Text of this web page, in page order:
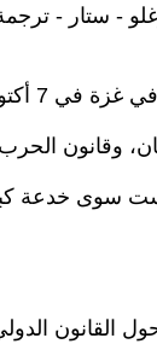
- ستار -
إن
وقانون
سوى خدعة
القانون